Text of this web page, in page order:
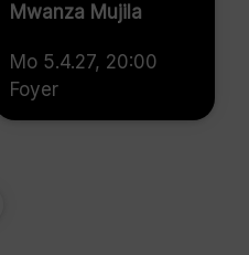
Mwanza Mujila
Mo 5.4.27, 20:00
Foyer